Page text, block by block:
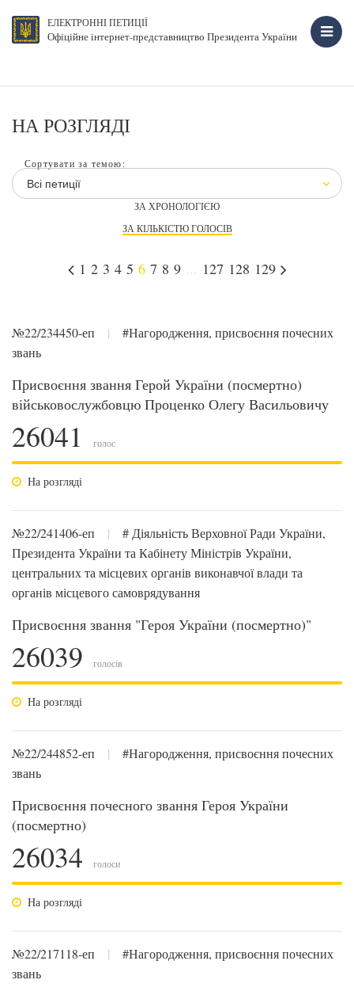
ЕЛЕКТРОННІ ПЕТИЦІЇ
Офіційне інтернет-представництво Президента України
НА РОЗГЛЯДІ
Сортувати за темою:
Всі петиції
ЗА ХРОНОЛОГІЄЮ
ЗА КІЛЬКІСТЮ ГОЛОСІВ
1 2 3 4 5 6 7 8 9 127 128 129
№22/234450-еп |
#Нагородження, присвоєння почесних
звань
Присвоєння звання Герой України (посмертно)
військовослужбовцю Проценко Олегу Васильовичу
26041 голос
На розгляді
№22/241406-еп |
# Діяльність Верховної Ради України,
Президента України та Кабінету Міністрів України,
центральних та місцевих органів виконавчої влади та
органів місцевого самоврядування
Присвоєння звання "Героя України (посмертно)"
26039 голосів
На розгляді
№22/244852-еп |
#Нагородження, присвоєння почесних
звань
Присвоєння почесного звання Героя України
(посмертно)
26034 голоси
На розгляді
№22/217118-еп |
#Нагородження, присвоєння почесних
звань